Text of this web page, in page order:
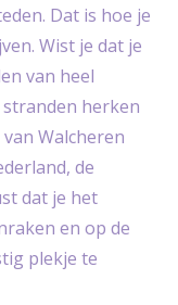
Dat is hoe je
Wist je dat je
van heel
stranden herken
Walcheren
de
dat je het
en op de
plekje te